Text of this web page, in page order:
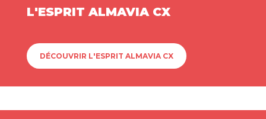
L'ESPRIT ALMAVIA CX
DÉCOUVRIR L'ESPRIT ALMAVIA CX